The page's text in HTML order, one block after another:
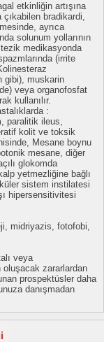
etkinliğin artışına
çıkabilen bradikardi,
ayrıca
solunum yollarının
medikasyonda
(irrite
gibi), muskarin
veya organofosfat
kullanılır.
:
paralitik ileus,
kolit ve toksik
Mesane boynu
mesane, diğer
glokomda
yetmezliğine bağlı
sistem instilatesi
hipersensitivitesi
midriyazis, fotofobi,
veya
oluşacak zararlardan
prospektüsler daha
danışmadan